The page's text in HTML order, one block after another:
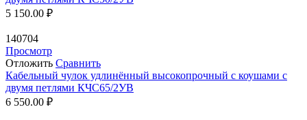
5 150.00 ₽
140704
Просмотр
Отложить Сравнить
Кабельный чулок удлинённый высокопрочный с коушами с
двумя петлями КЧС65/2УВ
6 550.00 ₽